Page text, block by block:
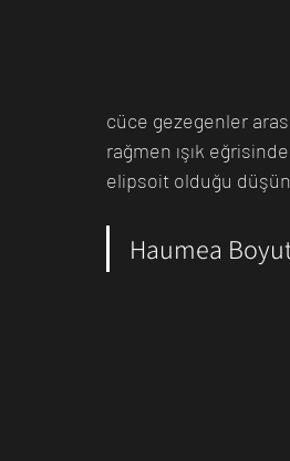
cüce gezegenler
rağmen ışık
elipsoit olduğu
Haumea